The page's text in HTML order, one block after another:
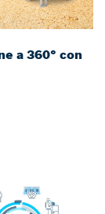
a 360° con